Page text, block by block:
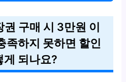
권 구매 시 3만원 이
족하지 못하면 할인
게 되나요?